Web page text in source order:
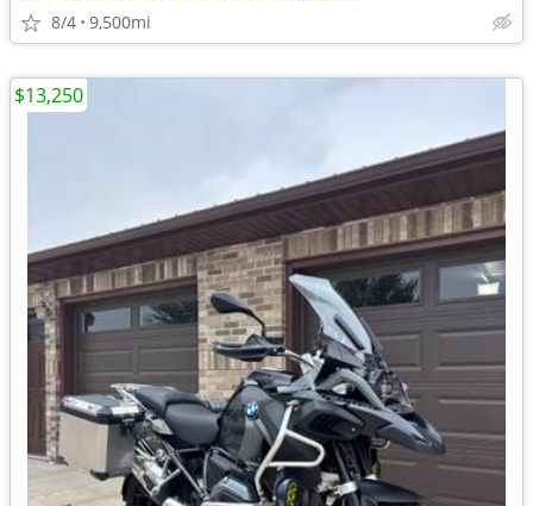
8/4 9,500mi
$13,250